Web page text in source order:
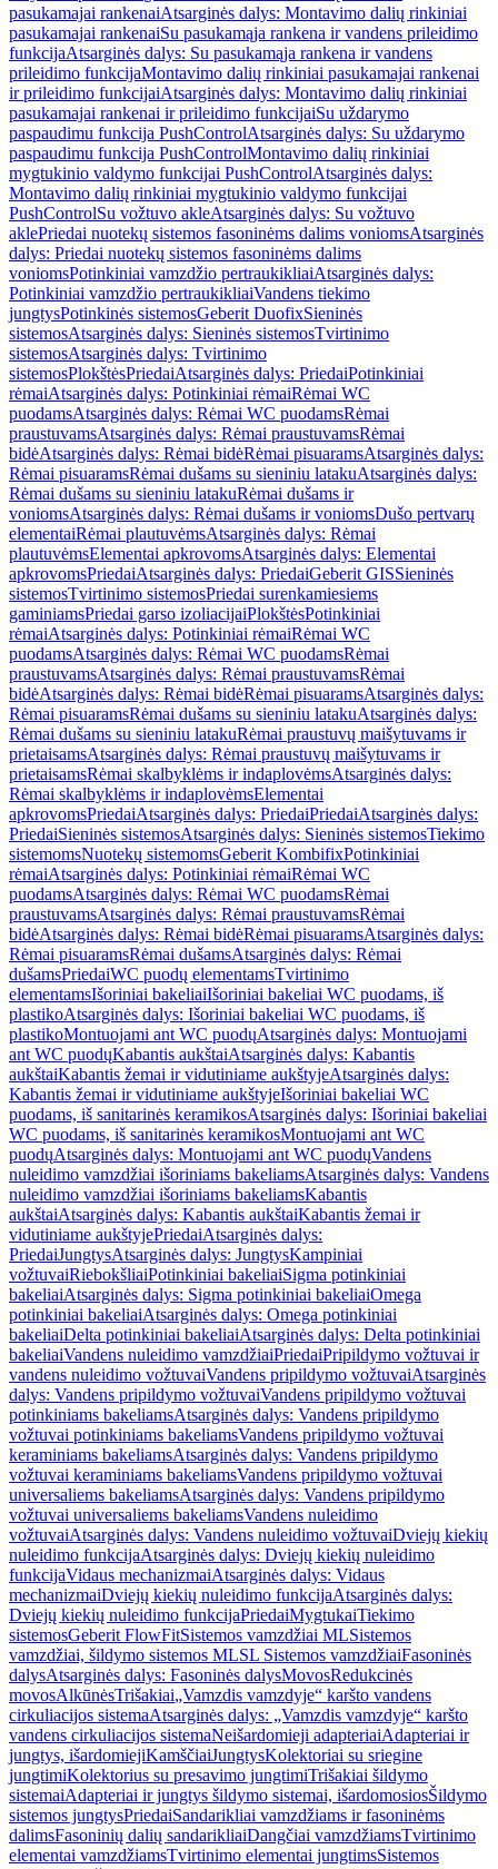
pasukamajai rankenaiAtsarginės dalys: Montavimo dalių rinkiniai
pasukamajai rankenaiSu pasukamąja rankena ir vandens prileidimo
funkcijaAtsarginės dalys: Su pasukamąja rankena ir vandens
prileidimo funkcijaMontavimo dalių rinkiniai pasukamajai rankenai
ir prileidimo funkcijaiAtsarginės dalys: Montavimo dalių rinkiniai
pasukamajai rankenai ir prileidimo funkcijaiSu uždarymo
paspaudimu funkcija PushControlAtsarginės dalys: Su uždarymo
paspaudimu funkcija PushControlMontavimo dalių rinkiniai
mygtukinio valdymo funkcijai PushControlAtsarginės dalys:
Montavimo dalių rinkiniai mygtukinio valdymo funkcijai
PushControlSu vožtuvo akleAtsarginės dalys: Su vožtuvo
aklePriedai nuotekų sistemos fasoninėms dalims voniomsAtsarginės
dalys: Priedai nuotekų sistemos fasoninėms dalims
voniomsPotinkiniai vamzdžio pertraukikliaiAtsarginės dalys:
Potinkiniai vamzdžio pertraukikliaiVandens tiekimo
jungtysPotinkinės sistemosGeberit DuofixSieninės
sistemosAtsarginės dalys: Sieninės sistemosTvirtinimo
sistemosAtsarginės dalys: Tvirtinimo
sistemosPlokštėsPriedaiAtsarginės dalys: PriedaiPotinkiniai
rėmaiAtsarginės dalys: Potinkiniai rėmaiRėmai WC
puodamsAtsarginės dalys: Rėmai WC puodamsRėmai
praustuvamsAtsarginės dalys: Rėmai praustuvamsRėmai
bidėAtsarginės dalys: Rėmai bidėRėmai pisuaramsAtsarginės dalys:
Rėmai pisuaramsRėmai dušams su sieniniu latakuAtsarginės dalys:
Rėmai dušams su sieniniu latakuRėmai dušams ir
voniomsAtsarginės dalys: Rėmai dušams ir voniomsDušo pertvarų
elementaiRėmai plautuvėmsAtsarginės dalys: Rėmai
plautuvėmsElementai apkrovomsAtsarginės dalys: Elementai
apkrovomsPriedaiAtsarginės dalys: PriedaiGeberit GISSieninės
sistemosTvirtinimo sistemosPriedai surenkamiesiems
gaminiamsPriedai garso izoliacijaiPlokštėsPotinkiniai
rėmaiAtsarginės dalys: Potinkiniai rėmaiRėmai WC
puodamsAtsarginės dalys: Rėmai WC puodamsRėmai
praustuvamsAtsarginės dalys: Rėmai praustuvamsRėmai
bidėAtsarginės dalys: Rėmai bidėRėmai pisuaramsAtsarginės dalys:
Rėmai pisuaramsRėmai dušams su sieniniu latakuAtsarginės dalys:
Rėmai dušams su sieniniu latakuRėmai praustuvų maišytuvams ir
prietaisamsAtsarginės dalys: Rėmai praustuvų maišytuvams ir
prietaisamsRėmai skalbyklėms ir indaplovėmsAtsarginės dalys:
Rėmai skalbyklėms ir indaplovėmsElementai
apkrovomsPriedaiAtsarginės dalys: PriedaiPriedaiAtsarginės dalys:
PriedaiSieninės sistemosAtsarginės dalys: Sieninės sistemosTiekimo
sistemomsNuotekų sistemomsGeberit KombifixPotinkiniai
rėmaiAtsarginės dalys: Potinkiniai rėmaiRėmai WC
puodamsAtsarginės dalys: Rėmai WC puodamsRėmai
praustuvamsAtsarginės dalys: Rėmai praustuvamsRėmai
bidėAtsarginės dalys: Rėmai bidėRėmai pisuaramsAtsarginės dalys:
Rėmai pisuaramsRėmai dušamsAtsarginės dalys: Rėmai
dušamsPriedaiWC puodų elementamsTvirtinimo
elementamsIšoriniai bakeliaiIšoriniai bakeliai WC puodams, iš
plastikoAtsarginės dalys: Išoriniai bakeliai WC puodams, iš
plastikoMontuojami ant WC puodųAtsarginės dalys: Montuojami
ant WC puodųKabantis aukštaiAtsarginės dalys: Kabantis
aukštaiKabantis žemai ir vidutiniame aukštyjeAtsarginės dalys:
Kabantis žemai ir vidutiniame aukštyjeIšoriniai bakeliai WC
puodams, iš sanitarinės keramikosAtsarginės dalys: Išoriniai bakeliai
WC puodams, iš sanitarinės keramikosMontuojami ant WC
puodųAtsarginės dalys: Montuojami ant WC puodųVandens
nuleidimo vamzdžiai išoriniams bakeliamsAtsarginės dalys: Vandens
nuleidimo vamzdžiai išoriniams bakeliamsKabantis
aukštaiAtsarginės dalys: Kabantis aukštaiKabantis žemai ir
vidutiniame aukštyjePriedaiAtsarginės dalys:
PriedaiJungtysAtsarginės dalys: JungtysKampiniai
vožtuvaiRiebokšliaiPotinkiniai bakeliaiSigma potinkiniai
bakeliaiAtsarginės dalys: Sigma potinkiniai bakeliaiOmega
potinkiniai bakeliaiAtsarginės dalys: Omega potinkiniai
bakeliaiDelta potinkiniai bakeliaiAtsarginės dalys: Delta potinkiniai
bakeliaiVandens nuleidimo vamzdžiaiPriedaiPripildymo vožtuvai ir
vandens nuleidimo vožtuvaiVandens pripildymo vožtuvaiAtsarginės
dalys: Vandens pripildymo vožtuvaiVandens pripildymo vožtuvai
potinkiniams bakeliamsAtsarginės dalys: Vandens pripildymo
vožtuvai potinkiniams bakeliamsVandens pripildymo vožtuvai
keraminiams bakeliamsAtsarginės dalys: Vandens pripildymo
vožtuvai keraminiams bakeliamsVandens pripildymo vožtuvai
universaliems bakeliamsAtsarginės dalys: Vandens pripildymo
vožtuvai universaliems bakeliamsVandens nuleidimo
vožtuvaiAtsarginės dalys: Vandens nuleidimo vožtuvaiDviejų kiekių
nuleidimo funkcijaAtsarginės dalys: Dviejų kiekių nuleidimo
funkcijaVidaus mechanizmaiAtsarginės dalys: Vidaus
mechanizmaiDviejų kiekių nuleidimo funkcijaAtsarginės dalys:
Dviejų kiekių nuleidimo funkcijaPriedaiMygtukaiTiekimo
sistemosGeberit FlowFitSistemos vamzdžiai MLSistemos
vamzdžiai, šildymo sistemos MLSL Sistemos vamzdžiaiFasoninės
dalysAtsarginės dalys: Fasoninės dalysMovosRedukcinės
movosAlkūnėsTrišakiai„Vamzdis vamzdyje“ karšto vandens
cirkuliacijos sistemaAtsarginės dalys: „Vamzdis vamzdyje“ karšto
vandens cirkuliacijos sistemaNeišardomieji adapteriaiAdapteriai ir
jungtys, išardomiejiKamščiaiJungtysKolektoriai su sriegine
jungtimiKolektorius su presavimo jungtimiTrišakiai šildymo
sistemaiAdapteriai ir jungtys šildymo sistemai, išardomosiosŠildymo
sistemos jungtysPriedaiSandarikliai vamzdžiams ir fasoninėms
dalimsFasoninių dalių sandarikliaiDangčiai vamzdžiamsTvirtinimo
elementai vamzdžiamsTvirtinimo elementai jungtimsSistemos